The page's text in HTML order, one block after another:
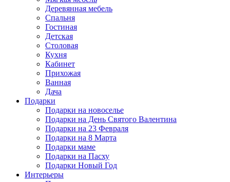
Деревянная мебель
Спальня
Гостиная
Детская
Столовая
Кухня
Кабинет
Прихожая
Ванная
Дача
Подарки
Подарки на новоселье
Подарки на День Святого Валентина
Подарки на 23 Февраля
Подарки на 8 Марта
Подарки маме
Подарки на Пасху
Подарки Новый Год
Интерьеры